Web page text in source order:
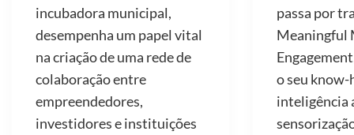
incubadora municipal,
desempenha um papel vital
na criação de uma rede de
colaboração entre
empreendedores,
investidores e instituições
passa por
Meaningful
o seu know-
inteligência